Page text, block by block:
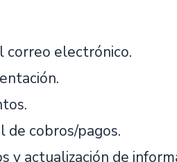
correo electrónico.
cobros/pagos.
y actualización de